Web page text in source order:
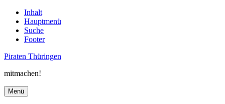
Inhalt
Hauptmenü
Suche
Footer
Piraten Thüringen
mitmachen!
Menü